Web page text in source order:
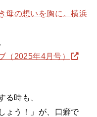
母の想いを胸に。横浜
（2025年4月号）
る時も、
ょう！」が、口癖で